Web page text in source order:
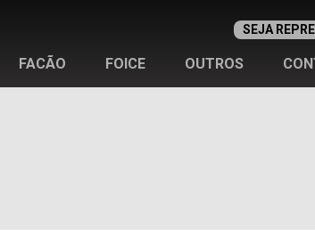
SEJA
FACÃO FOICE OUTROS